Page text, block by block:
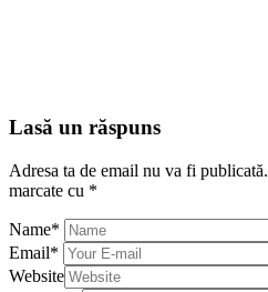
Lasă un răspuns
Adresa ta de email nu va fi publicată.
marcate cu *
Name*
Email*
Website